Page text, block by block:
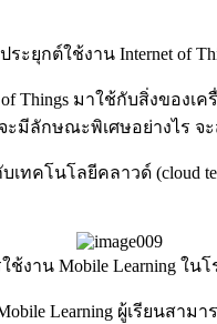
ระยุกต์ใช้งาน Internet of
มาใช้กับสิ่งของเค
ะมีลักษณะพิเศษอย่างไร
โลยีคลาวด์ (cloud
ช้งาน Mobile Learning ใ
Learning ผู้เรียนส